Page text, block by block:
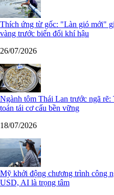
Thích ứng từ gốc: "Làn gió mới"
vàng trước biến đổi khí hậu
26/07/2026
Ngành tôm Thái Lan trước ngã rẽ:
toán tái cơ cấu bền vững
18/07/2026
Mỹ khởi động chương trình công
USD, AI là trọng tâm